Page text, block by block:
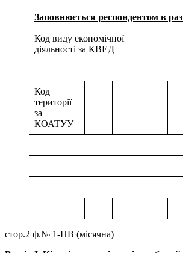
Заповнюється респондентом в
Код виду економічної
діяльності за КВЕД
Код
території
за
КОАТУУ
стор.2 ф.№ 1-ПВ (місячна)